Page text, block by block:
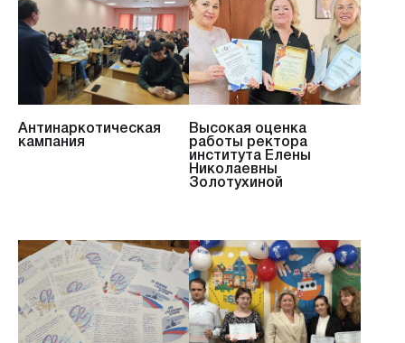
Антинаркотическая
кампания
Высокая оценка
работы ректора
института Елены
Николаевны
Золотухиной